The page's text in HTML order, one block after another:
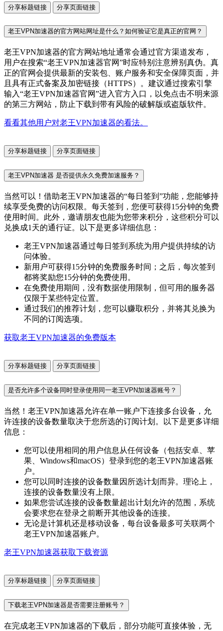
分享标题链接 分享页面链接
老王VPN加速器的官方网站网址是什么？如何验证它是真正的官网？
老王VPN加速器的官方网站地址通常会通过官方渠道发布，
用户在搜索“老王VPN加速器官网”时应特别注意辨别真伪。真
正的官网会提供最新的安装包、账户服务和安全保障页面，并
且具有正式备案及加密链接（HTTPS）。建议通过搜索引擎
输入“老王VPN加速器官网”进入官方入口，以免点击不明来源
的第三方网站，防止下载到带有风险的破解版或盗版软件。
看看其他用户对老王VPN加速器的看法。
分享标题链接 分享页面链接
老王VPN加速器 是否提供永久免费加速服务？
当然可以！借助老王VPN加速器的“每日签到”功能，您能够持
续享受免费的访问权限。每天签到，您便可获得15分钟的免费
使用时间。此外，邀请朋友也能为您带来积分，这些积分可以
兑换成1天的通行证。以下是更多详细信息：
老王VPN加速器通过每日签到系统为用户提供持续的访
问体验。
新用户可获得15分钟的免费服务时间；之后，每次签到
都将奖励您15分钟的免费使用。
在免费使用期间，没有数据使用限制，但可用的服务器
仅限于某些特定位置。
通过我们的推荐计划，您可以赚取积分，并将其兑换为
不同的订阅选项。
获取老王VPN加速器的免费版本
分享标题链接 分享页面链接
是否允许多个设备同时登录使用同一老王VPN加速器账号？
当然！老王VPN加速器允许在单一账户下连接多台设备，允
许连接的设备数量取决于您所选的订阅计划。以下是更多详细
信息：
您可以使用相同的用户信息从任何设备（包括安卓、苹
果、Windows和macOS）登录到您的老王VPN加速器账
户。
您可以同时连接的设备数量因所选计划而异。理论上，
连接的设备数量没有上限。
如果您尝试连接的设备数量超出计划允许的范围，系统
会要求您在登录之前断开其他设备的连接。
无论是计算机还是移动设备，每台设备最多可关联两个
老王VPN加速器账户。
老王VPN加速器获取下载资源
分享标题链接 分享页面链接
下载老王VPN加速器是否需要注册账号？
在完成老王VPN加速器的下载后，部分功能可直接体验，无